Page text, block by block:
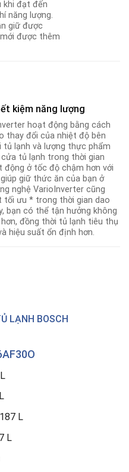
khi đạt đến
năng lượng.
giữ được
được thêm
kiệm năng lượng
hoạt động bằng cách
thay đổi của nhiệt độ bên
tủ lạnh và lượng thực phẩm
tủ lạnh trong thời gian
động ở tốc độ chậm hơn với
giữ thức ăn của bạn ở
nghệ VarioInverter cũng
tối ưu * trong thời gian dao
bạn có thể tận hưởng không
đồng thời tủ lạnh tiêu thụ
hiệu suất ổn định hơn.
LẠNH BOSCH
L
L